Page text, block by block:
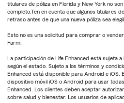
titulares de póliza en Florida y New York no
completo.Ten en cuenta que algunos titulares
retraso antes de que una nueva póliza sea
Esto no es una solicitud para comprar o
Farm.
La participación de Life Enhanced está sujeta
según el estado. Sujeto a los términos y
Enhanced está disponible para Android e iOS.
dispositivo móvil iOS o Android para usar
Enhanced. Los clientes deben aceptar
sobre salud y bienestar. Los usuarios de